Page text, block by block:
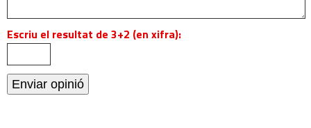
Escriu el resultat de 3+2 (en xifra):